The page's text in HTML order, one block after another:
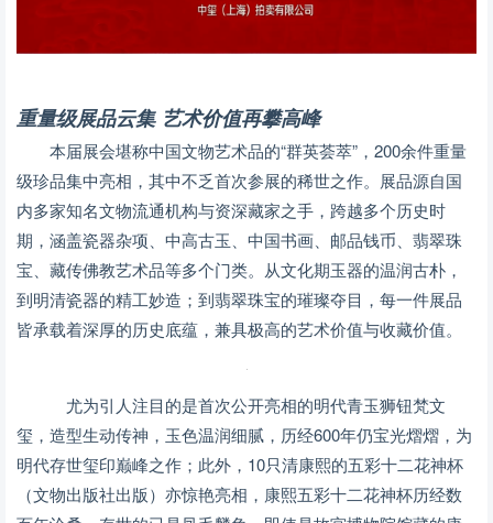
重量级展品云集 艺术价值再攀高峰
本届展会堪称中国文物艺术品的“群英荟萃”，200余件重量
级珍品集中亮相，其中不乏首次参展的稀世之作。展品源自国
内多家知名文物流通机构与资深藏家之手，跨越多个历史时
期，涵盖瓷器杂项、中高古玉、中国书画、邮品钱币、翡翠珠
宝、藏传佛教艺术品等多个门类。从文化期玉器的温润古朴，
到明清瓷器的精工妙造；到翡翠珠宝的璀璨夺目，每一件展品
皆承载着深厚的历史底蕴，兼具极高的艺术价值与收藏价值。
尤为引人注目的是首次公开亮相的明代青玉狮钮梵文
玺，造型生动传神，玉色温润细腻，历经600年仍宝光熠熠，为
明代存世玺印巅峰之作；此外，10只清康熙的五彩十二花神杯
（文物出版社出版）亦惊艳亮相，康熙五彩十二花神杯历经数